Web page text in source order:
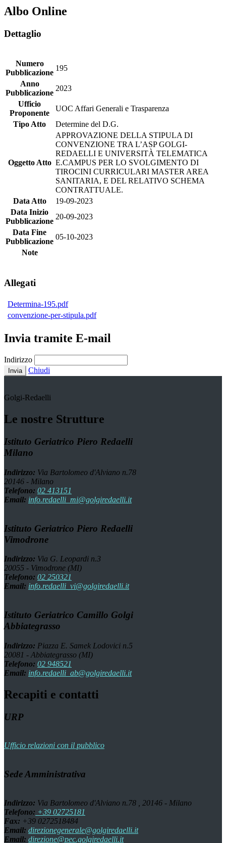
Albo Online
Dettaglio
Numero
Pubblicazione
195
Anno
Pubblicazione
2023
Ufficio
Proponente
UOC Affari Generali e Trasparenza
Tipo Atto
Determine del D.G.
Oggetto Atto
APPROVAZIONE DELLA STIPULA DI
CONVENZIONE TRA L’ASP GOLGI-
REDAELLI E UNIVERSITÀ TELEMATICA
E.CAMPUS PER LO SVOLGIMENTO DI
TIROCINI CURRICULARI MASTER AREA
SANITARIA, E DEL RELATIVO SCHEMA
CONTRATTUALE.
Data Atto
19-09-2023
Data Inizio
Pubblicazione
20-09-2023
Data Fine
Pubblicazione
05-10-2023
Note
Allegati
Determina-195.pdf
convenzione-per-stipula.pdf
Invia tramite E-mail
Indirizzo
Invia Chiudi
Golgi-Redaelli
Le nostre Strutture
Istituto Geriatrico Piero Redaelli
Milano
Indirizzo: Via Bartolomeo d'Alviano n.78
20146 - Milano
Telefono: 02 413151
Email: info.redaelli_mi@golgiredaelli.it
Istituto Geriatrico Piero Redaelli
Vimodrone
Indirizzo: Via G. Leopardi n.3
20055 - Vimodrone (MI)
Telefono: 02 250321
Email: info.redaelli_vi@golgiredaelli.it
Istituto Geriatrico Camillo Golgi
Abbiategrasso
Indirizzo: Piazza E. Samek Lodovici n.5
20081 - Abbiategrasso (MI)
Telefono: 02 948521
Email: info.redaelli_ab@golgiredaelli.it
Recapiti e contatti
URP
Ufficio relazioni con il pubblico
Sede Amministrativa
Indirizzo: Via Bartolomeo d'Alviano n.78 , 20146 - Milano
Telefono: +39 02725181
Fax: +39 0272518484
Email: direzionegenerale@golgiredaelli.it
Email: direzione@pec.golgiredaelli.it